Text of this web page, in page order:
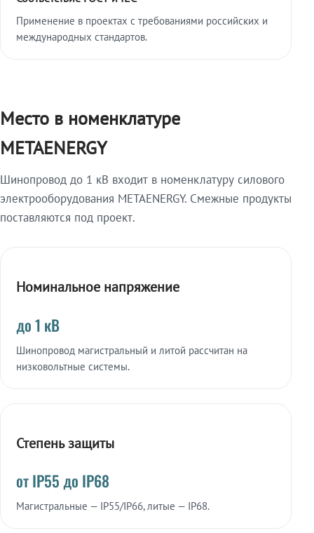
Применение в проектах с требованиями российских и
международных стандартов.
Место в номенклатуре
METAENERGY
Шинопровод до 1 кВ входит в номенклатуру силового
электрооборудования METAENERGY. Смежные продукты
поставляются под проект.
Номинальное напряжение
до 1 кВ
Шинопровод магистральный и литой рассчитан на
низковольтные системы.
Степень защиты
от IP55 до IP68
Магистральные — IP55/IP66, литые — IP68.